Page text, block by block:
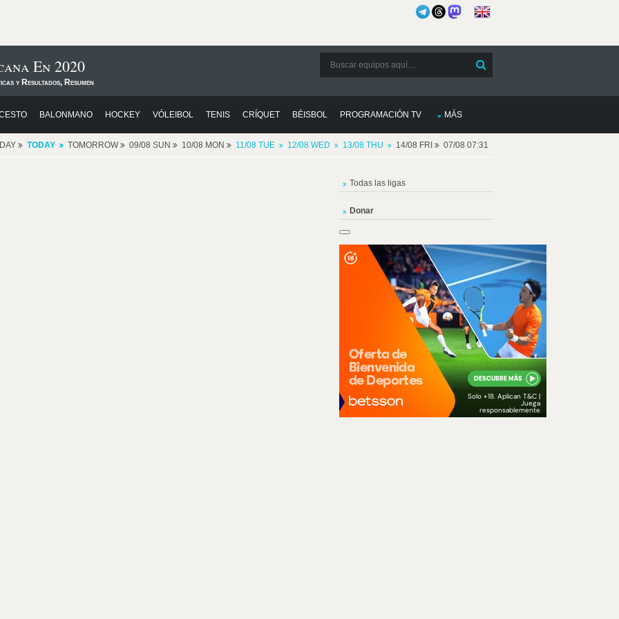
En 2020
y Resultados, Resumen
BALONMANO HOCKEY VÓLEIBOL TENIS CRÍQUET BÉISBOL PROGRAMACIÓN TV MÁS
TODAY TOMORROW 09/08 SUN 10/08 MON 11/08 TUE 12/08 WED 13/08 THU 14/08 FRI 07/08 07:31
Todas las ligas
Donar